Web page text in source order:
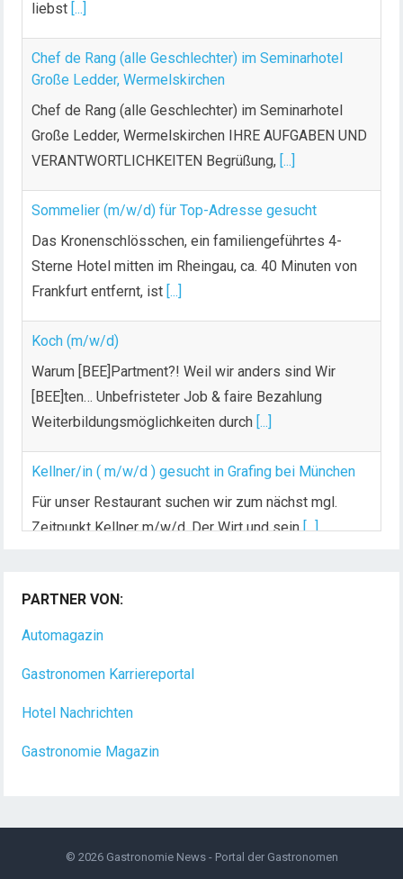
Chef de Rang (alle Geschlechter) im Seminarhotel
Chef de Rang (alle Geschlechter) im Seminarhotel
Große Ledder, Wermelskirchen IHRE AUFGABEN UND
VERANTWORTLICHKEITEN Begrüßung,[...]
Sommelier (m/w/d) für Top-Adresse gesucht
Das Kronenschlösschen, ein familiengeführtes 4-
Sterne Hotel mitten im Rheingau, ca. 40 Minuten von
Frankfurt entfernt, ist[...]
Koch (m/w/d)
Warum [BEE]Partment?! Weil wir anders sind Wir
[BEE]ten… Unbefristeter Job & faire Bezahlung
Weiterbildungsmöglichkeiten durch[...]
Kellner/in ( m/w/d ) gesucht in Grafing bei München
Für unser Restaurant suchen wir zum nächst mgl.
Zeitpunkt Kellner m/w/d. Der Wirt und sein[...]
PARTNER VON:
Automagazin
Gastronomen Karriereportal
Hotel Nachrichten
Gastronomie Magazin
© 2026 Gastronomie News - Portal der Gastronomen